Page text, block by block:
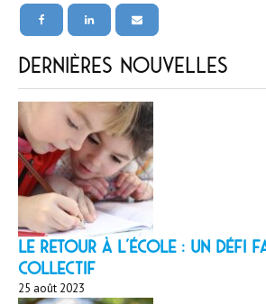
Dernières nouvelles
LE RETOUR À L’ÉCOLE : un
collectif
25 août 2023